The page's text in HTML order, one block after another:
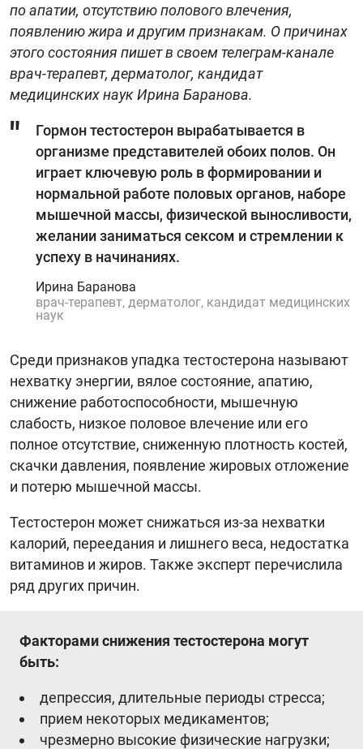
по апатии, отсутствию полового влечения,
появлению жира и другим признакам. О причинах
этого состояния пишет в своем телеграм-канале
врач-терапевт, дерматолог, кандидат
медицинских наук Ирина Баранова.
Гормон тестостерон вырабатывается в
организме представителей обоих полов. Он
играет ключевую роль в формировании и
нормальной работе половых органов, наборе
мышечной массы, физической выносливости,
желании заниматься сексом и стремлении к
успеху в начинаниях.
Ирина Баранова
врач-терапевт, дерматолог, кандидат медицинских
наук
Среди признаков упадка тестостерона называют
нехватку энергии, вялое состояние, апатию,
снижение работоспособности, мышечную
слабость, низкое половое влечение или его
полное отсутствие, сниженную плотность костей,
скачки давления, появление жировых отложение
и потерю мышечной массы.
Тестостерон может снижаться из-за нехватки
калорий, переедания и лишнего веса, недостатка
витаминов и жиров. Также эксперт перечислила
ряд других причин.
Факторами снижения тестостерона могут
быть:
депрессия, длительные периоды стресса;
прием некоторых медикаментов;
чрезмерно высокие физические нагрузки;